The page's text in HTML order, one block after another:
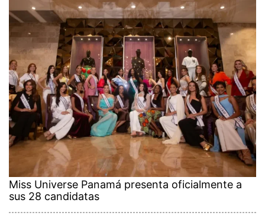
Miss Universe Panamá presenta oficialmente a
sus 28 candidatas